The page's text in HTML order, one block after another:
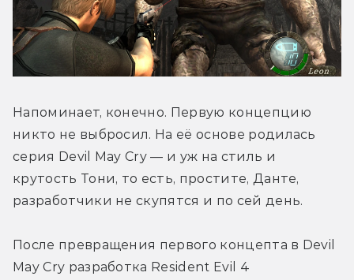
Напоминает, конечно. Первую концепцию
никто не выбросил. На её основе родилась
серия Devil May Cry — и уж на стиль и
крутость Тони, то есть, простите, Данте,
разработчики не скупятся и по сей день.
После превращения первого концепта в Devil
May Cry разработка Resident Evil 4